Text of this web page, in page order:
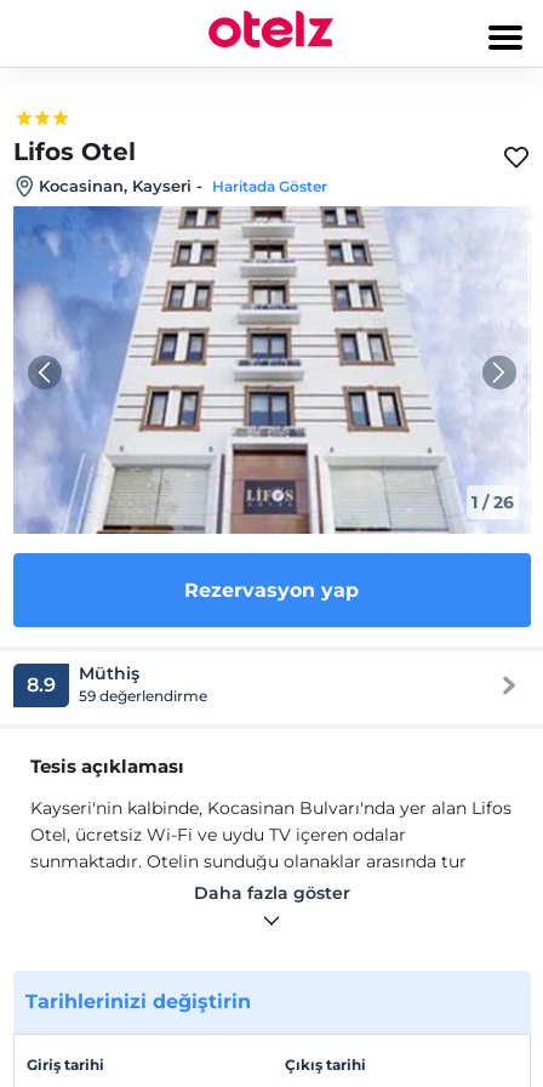
Lifos Otel
Kocasinan, Kayseri - Haritada Göster
1 /26
Rezervasyon yap
8.9 Müthiş
59 değerlendirme
Tesis açıklaması
Kayseri'nin kalbinde, Kocasinan Bulvarı'nda yer alan Lifos
Otel, ücretsiz Wi-Fi ve uydu TV içeren odalar
sunmaktadır. Otelin sunduğu olanaklar arasında tur
masası ve 24 saat hizmet veren resepsiyon yer
almaktadır. Lifos'un klimalı odaları ahşap mobilyalarla
bar, çay-kahve yapma imkanı ve çalışma masası
mevcuttur. Oda servisi 7/24 hizmetinizdedir.
sunmaktadır. Otelin sunduğu olanaklar arasında tur
Daha fazla göster
Tarihlerinizi değiştirin
Giriş tarihi Çıkış tarihi